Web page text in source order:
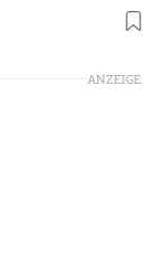
ANZEIGE